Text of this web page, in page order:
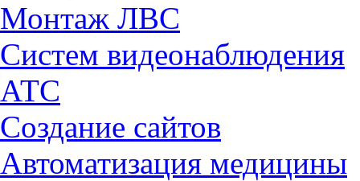
Монтаж ЛВС
Cистем видеонаблюдения
АТС
Создание сайтов
Автоматизация медицины